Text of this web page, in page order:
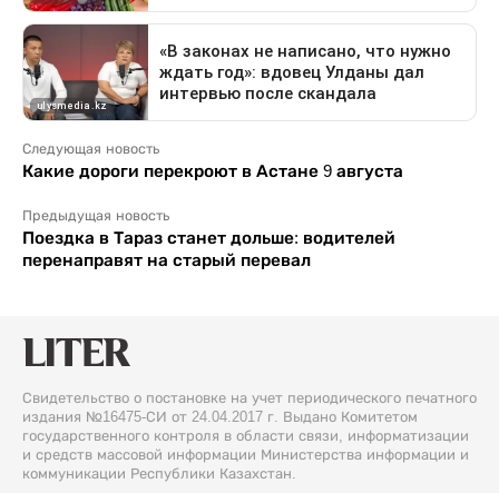
Следующая новость
Какие дороги перекроют в Астане 9 августа
Предыдущая новость
Поездка в Тараз станет дольше: водителей
перенаправят на старый перевал
Свидетельство о постановке на учет периодического печатного
издания №16475-СИ от 24.04.2017 г. Выдано Комитетом
государственного контроля в области связи, информатизации
и средств массовой информации Министерства информации и
коммуникации Республики Казахстан.